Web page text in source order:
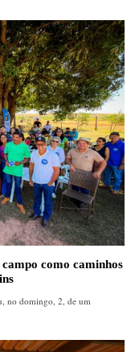
como caminhos
no domingo, 2, de um